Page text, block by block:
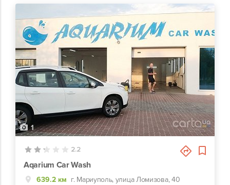
1
2.2
Aqarium Car Wash
639.2 км г. Мариуполь, улица Ломизова, 40